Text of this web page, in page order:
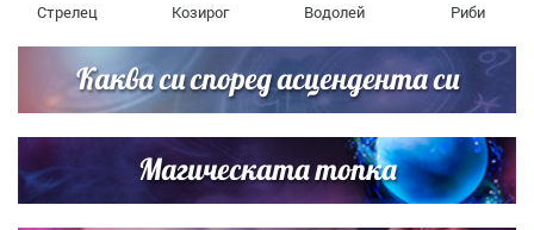
Стрелец Козирог Водолей Риби
Каква си според асцендента си
Магическата топка